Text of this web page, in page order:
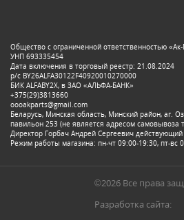
Общество с ограниченной ответственностью «Ак-
УНП 693335454
Дата включения в торговый реестр: 21.08.2024
р/с BY26ALFA30122F40920010270000
БИК ALFABY2X, в ЗАО «АЛЬФА-БАНК»
+375(29)3813660
oooakparts@gmail.com
Беларусь, Минская область, Минский район, аг.
павильон 253 (не является адресом самовывоза
Директор Горбач Андрей Сергеевич
Режим работы магазина: пн-чт 09:00-19:30, пт-вс
©2026 Все права
Разработка сайта: